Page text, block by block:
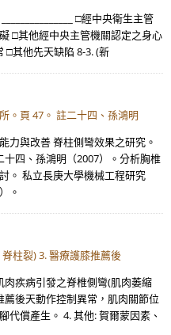
□經中央衛生主管
□其他經中央主管機關認定之身心
□其他先天缺陷 8-3. (新
。頁 47。 註二十四、孫鴻明
力與改善 脊柱側彎效果之研究。
四、孫鴻明（2007）。分析胸椎
。 私立長庚大學機械工程研究
。
柱裂) 3. 醫療護膝推薦後
疾病引發之脊椎側彎(肌肉萎縮
後天動作控制異常，肌肉關節位
代償產生。 4. 其他: 賀爾蒙因素、